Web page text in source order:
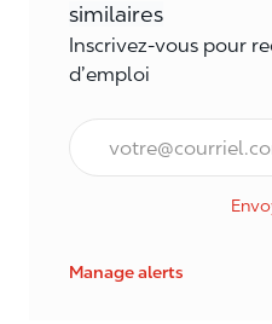
similaires
Inscrivez-vous pour
d’emploi
Courriel*
Manage alerts